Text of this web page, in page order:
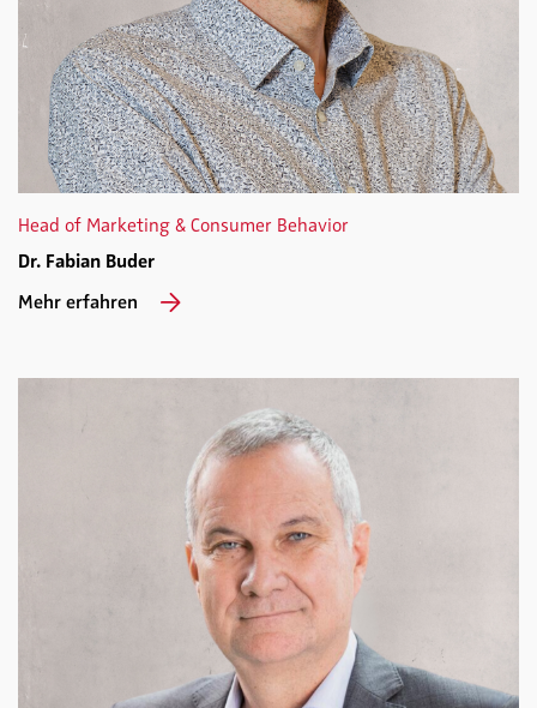
Head of Marketing & Consumer Behavior
Dr. Fabian Buder
Mehr erfahren